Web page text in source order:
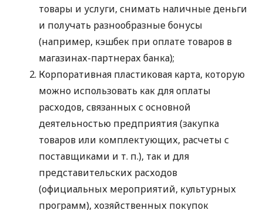
товары и услуги, снимать наличные деньги
и получать разнообразные бонусы
(например, кэшбек при оплате товаров в
магазинах-партнерах банка);
Корпоративная пластиковая карта, которую
можно использовать как для оплаты
расходов, связанных с основной
деятельностью предприятия (закупка
товаров или комплектующих, расчеты с
поставщиками и т. п.), так и для
представительских расходов
(официальных мероприятий, культурных
программ), хозяйственных покупок